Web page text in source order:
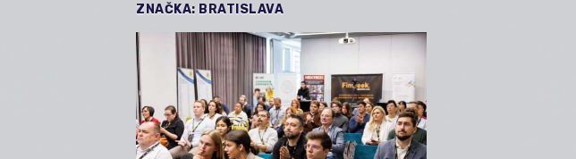
ZNAČKA: BRATISLAVA